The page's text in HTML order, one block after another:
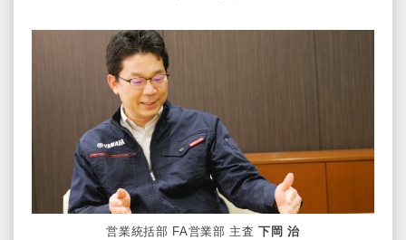
営業統括部 FA営業部 主査下岡 治